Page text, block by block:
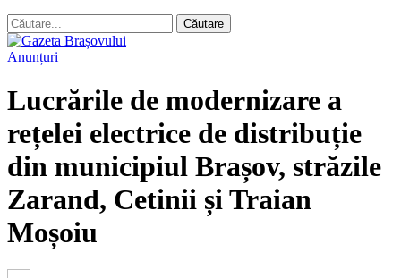
Anunțuri
Lucrările de modernizare a
rețelei electrice de distribuție
din municipiul Brașov, străzile
Zarand, Cetinii și Traian
Moșoiu